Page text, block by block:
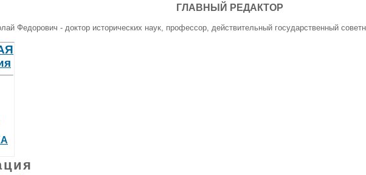
ГЛАВНЫЙ РЕДАКТОР
Федорович - доктор исторических наук, профессор, действительный государственный